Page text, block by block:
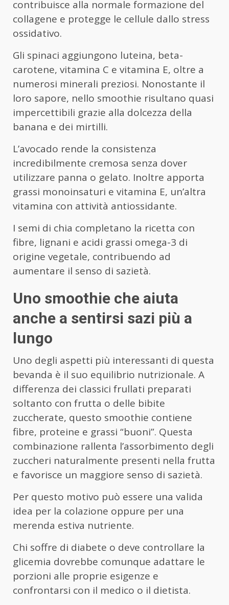
contribuisce alla normale formazione del
collagene e protegge le cellule dallo stress
ossidativo.
Gli spinaci aggiungono luteina, beta-
carotene, vitamina C e vitamina E, oltre a
numerosi minerali preziosi. Nonostante il
loro sapore, nello smoothie risultano quasi
impercettibili grazie alla dolcezza della
banana e dei mirtilli.
L’avocado rende la consistenza
incredibilmente cremosa senza dover
utilizzare panna o gelato. Inoltre apporta
grassi monoinsaturi e vitamina E, un’altra
vitamina con attività antiossidante.
I semi di chia completano la ricetta con
fibre, lignani e acidi grassi omega-3 di
origine vegetale, contribuendo ad
aumentare il senso di sazietà.
Uno smoothie che aiuta
anche a sentirsi sazi più a
lungo
Uno degli aspetti più interessanti di questa
bevanda è il suo equilibrio nutrizionale. A
differenza dei classici frullati preparati
soltanto con frutta o delle bibite
zuccherate, questo smoothie contiene
fibre, proteine e grassi “buoni”. Questa
combinazione rallenta l’assorbimento degli
zuccheri naturalmente presenti nella frutta
e favorisce un maggiore senso di sazietà.
Per questo motivo può essere una valida
idea per la colazione oppure per una
merenda estiva nutriente.
Chi soffre di diabete o deve controllare la
glicemia dovrebbe comunque adattare le
porzioni alle proprie esigenze e
confrontarsi con il medico o il dietista.